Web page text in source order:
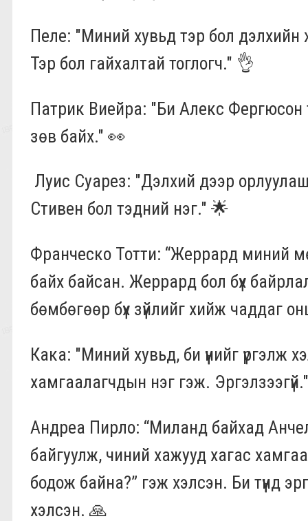
Пеле: "Миний хувьд тэр бол
Тэр бол гайхалтай тоглогч." 👌
Патрик Виейра: "Би Алекс Фергюсон
зөв байх." 👀
Луис Суарез: "Дэлхий дээр
Стивен бол тэдний нэг." 🌟
Франческо Тотти: “Жеррард миний
байх байсан. Жеррард бол бүх
бөмбөгөөр бүх зүйлийг хийж чаддаг
Кака: "Миний хувьд, би үүнийг үргэлж
хамгаалагчдын нэг гэж.
Андреа Пирло: “Миланд байхад
байгуулж, чиний хажууд хагас
бодож байна?” гэж хэлсэн. Би түүнд
хэлсэн. 🙏